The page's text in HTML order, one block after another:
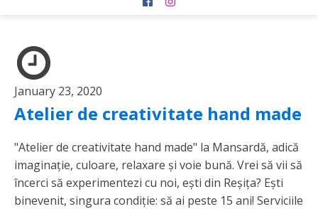
January 23, 2020
Atelier de creativitate hand made
"Atelier de creativitate hand made" la Mansardă, adică
imaginație, culoare, relaxare și voie bună. Vrei să vii să
încerci să experimentezi cu noi, ești din Reșița? Ești
binevenit, singura condiție: să ai peste 15 ani! Serviciile